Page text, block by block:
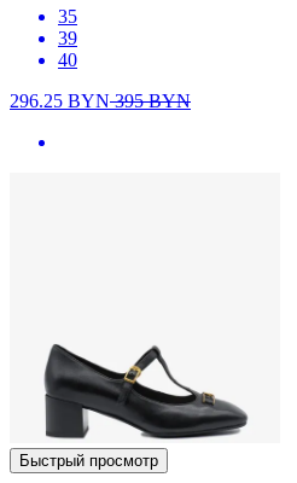
35
39
40
296.25 BYN395BYN
Быстрый просмотр